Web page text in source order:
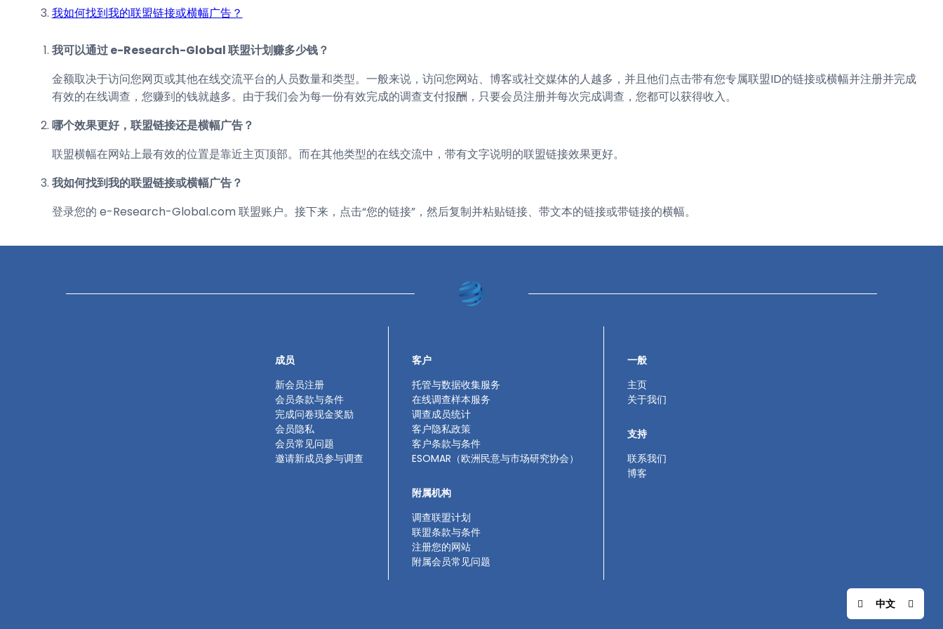
我如何找到我的联盟链接或横幅广告？
我可以通过 e-Research-Global 联盟计划赚多少钱？
金额取决于访问您网页或其他在线交流平台的人员数量和类型。一般来说，访问您网站、博客或社交媒体的人越多，并且他们点击带有您专属联盟ID的链接或横幅并注册并完成
有效的在线调查，您赚到的钱就越多。由于我们会为每一份有效完成的调查支付报酬，只要会员注册并每次完成调查，您都可以获得收入。
哪个效果更好，联盟链接还是横幅广告？
联盟横幅在网站上最有效的位置是靠近主页顶部。而在其他类型的在线交流中，带有文字说明的联盟链接效果更好。
我如何找到我的联盟链接或横幅广告？
登录您的 e-Research-Global.com 联盟账户。接下来，点击“您的链接”，然后复制并粘贴链接、带文本的链接或带链接的横幅。
成员
新会员注册
会员条款与条件
完成问卷现金奖励
会员隐私
会员常见问题
邀请新成员参与调查
客户
托管与数据收集服务
在线调查样本服务
调查成员统计
客户隐私政策
客户条款与条件
ESOMAR（欧洲民意与市场研究协会）
附属机构
调查联盟计划
联盟条款与条件
注册您的网站
附属会员常见问题
一般
主页
关于我们
支持
联系我们
博客
中文